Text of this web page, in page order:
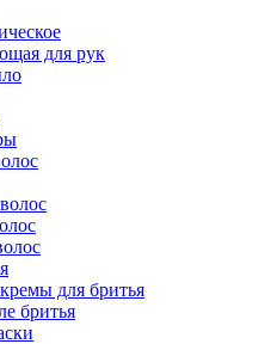
для рук
для бритья
бритья